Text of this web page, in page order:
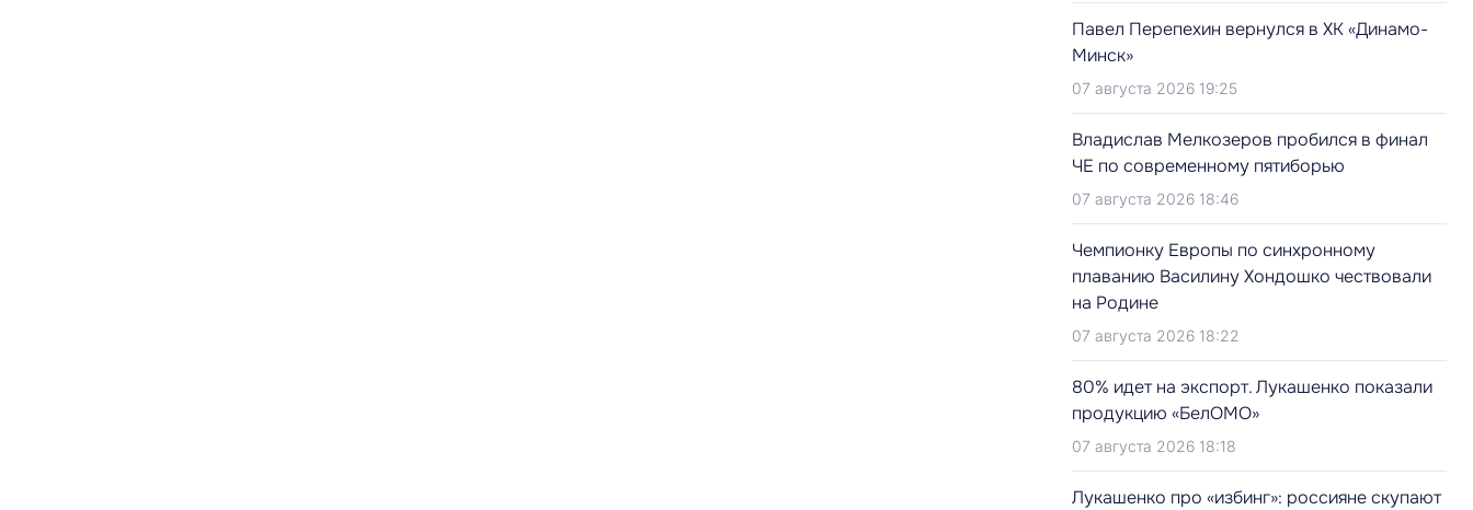
Павел Перепехин вернулся в ХК «Динамо-
Минск»
07 августа 2026 19:25
Владислав Мелкозеров пробился в финал
ЧЕ по современному пятиборью
07 августа 2026 18:46
Чемпионку Европы по синхронному
плаванию Василину Хондошко чествовали
на Родине
07 августа 2026 18:22
80% идет на экспорт. Лукашенко показали
продукцию «БелОМО»
07 августа 2026 18:18
Лукашенко про «избинг»: россияне скупают